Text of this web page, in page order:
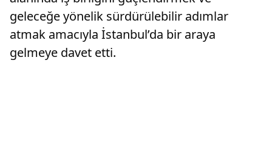
geleceğe yönelik sürdürülebilir adımlar
atmak amacıyla İstanbul’da bir araya
gelmeye davet etti.